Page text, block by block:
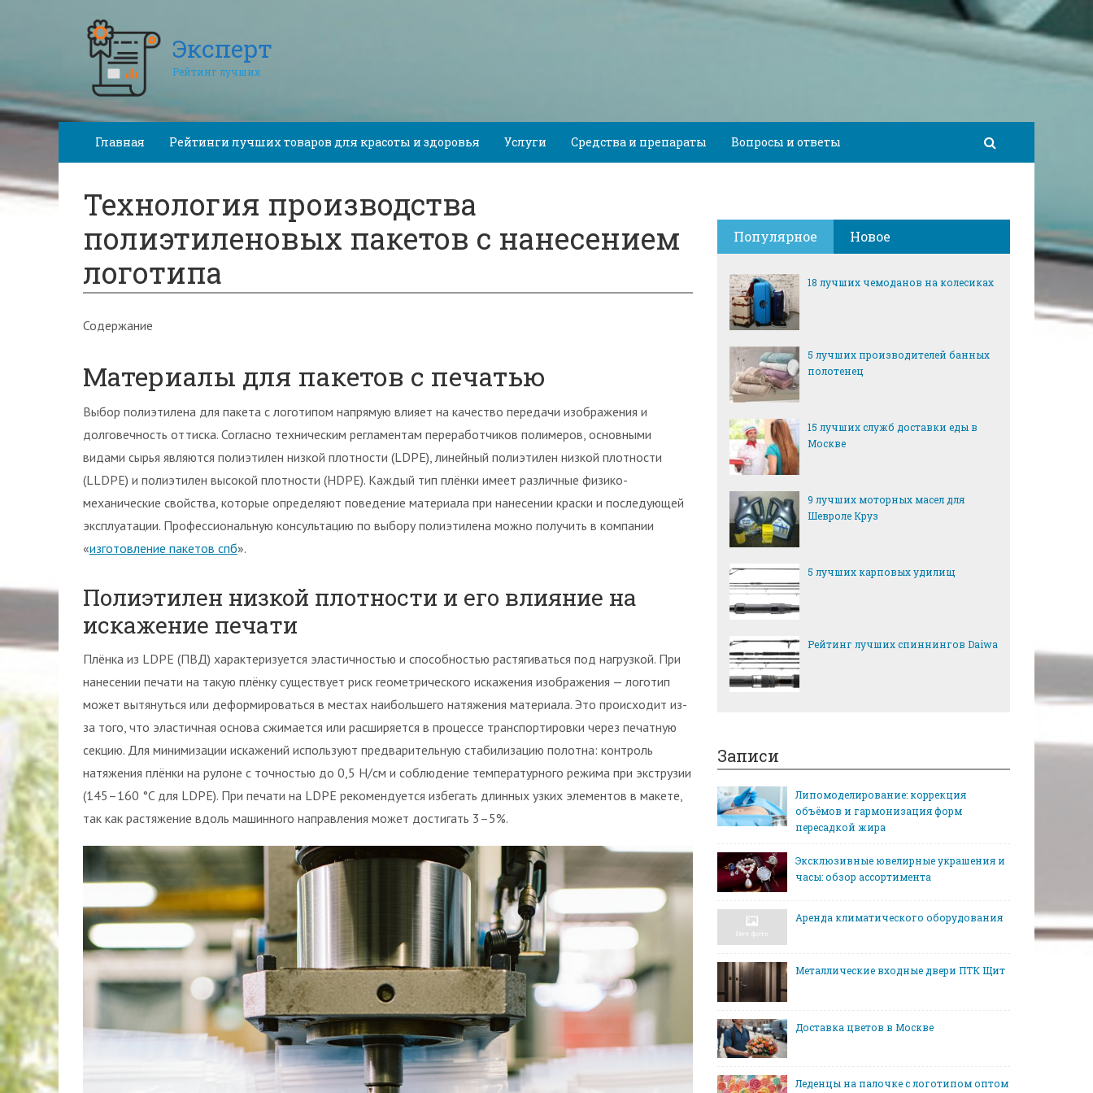
Эксперт
Рейтинг лучших
Главная Рейтинги лучших товаров для красоты и здоровья Услуги Средства и препараты Вопросы и ответы
Технология производства
полиэтиленовых пакетов с нанесением
логотипа
Содержание
Материалы для пакетов с печатью
Выбор полиэтилена для пакета с логотипом напрямую влияет на качество передачи изображения и
долговечность оттиска. Согласно техническим регламентам переработчиков полимеров, основными
видами сырья являются полиэтилен низкой плотности (LDPE), линейный полиэтилен низкой плотности
(LLDPE) и полиэтилен высокой плотности (HDPE). Каждый тип плёнки имеет различные физико-
механические свойства, которые определяют поведение материала при нанесении краски и последующей
эксплуатации. Профессиональную консультацию по выбору полиэтилена можно получить в компании
«изготовление пакетов спб».
Полиэтилен низкой плотности и его влияние на
искажение печати
Плёнка из LDPE (ПВД) характеризуется эластичностью и способностью растягиваться под нагрузкой. При
нанесении печати на такую плёнку существует риск геометрического искажения изображения — логотип
может вытянуться или деформироваться в местах наибольшего натяжения материала. Это происходит из-
за того, что эластичная основа сжимается или расширяется в процессе транспортировки через печатную
секцию. Для минимизации искажений используют предварительную стабилизацию полотна: контроль
натяжения плёнки на рулоне с точностью до 0,5 Н/см и соблюдение температурного режима при экструзии
(145–160 °C для LDPE). При печати на LDPE рекомендуется избегать длинных узких элементов в макете,
так как растяжение вдоль машинного направления может достигать 3–5%.
Популярное Новое
18 лучших чемоданов на колесиках
5 лучших производителей банных
полотенец
15 лучших служб доставки еды в
Москве
9 лучших моторных масел для
Шевроле Круз
5 лучших карповых удилищ
Рейтинг лучших спиннингов Daiwa
Записи
Липомоделирование: коррекция
объёмов и гармонизация форм
пересадкой жира
Эксклюзивные ювелирные украшения и
часы: обзор ассортимента
Аренда климатического оборудования
Металлические входные двери ПТК Щит
Доставка цветов в Москве
Леденцы на палочке с логотипом оптом